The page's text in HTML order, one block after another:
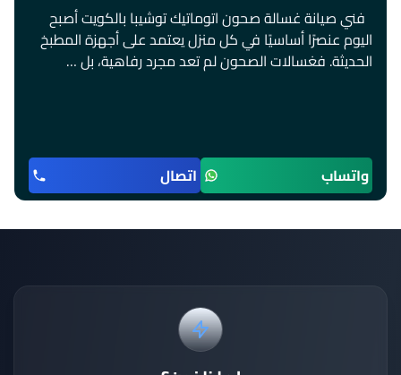
فني صيانة غسالة صحون اتوماتيك توشيبا بالكويت أصبح
اليوم عنصرًا أساسيًا في كل منزل يعتمد على أجهزة المطبخ
الحديثة. فغسالات الصحون لم تعد مجرد رفاهية، بل …
واتساب اتصال